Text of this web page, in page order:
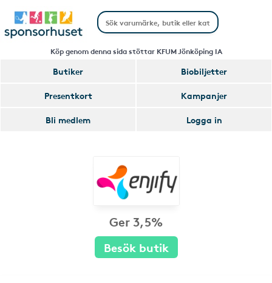
Köp genom denna sida stöttar KFUM Jönköping IA
Butiker
Biobiljetter
Presentkort
Kampanjer
Bli medlem
Logga in
Ger 3,5%
Besök butik